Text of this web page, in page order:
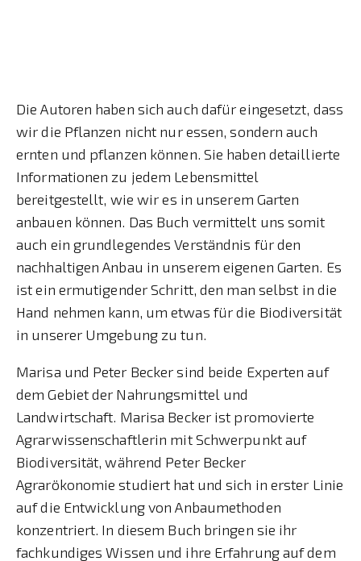
Die Autoren haben sich auch dafür eingesetzt, dass
wir die Pflanzen nicht nur essen, sondern auch
ernten und pflanzen können. Sie haben detaillierte
Informationen zu jedem Lebensmittel
bereitgestellt, wie wir es in unserem Garten
anbauen können. Das Buch vermittelt uns somit
auch ein grundlegendes Verständnis für den
nachhaltigen Anbau in unserem eigenen Garten. Es
ist ein ermutigender Schritt, den man selbst in die
Hand nehmen kann, um etwas für die Biodiversität
in unserer Umgebung zu tun.
Marisa und Peter Becker sind beide Experten auf
dem Gebiet der Nahrungsmittel und
Landwirtschaft. Marisa Becker ist promovierte
Agrarwissenschaftlerin mit Schwerpunkt auf
Biodiversität, während Peter Becker
Agrarökonomie studiert hat und sich in erster Linie
auf die Entwicklung von Anbaumethoden
konzentriert. In diesem Buch bringen sie ihr
fachkundiges Wissen und ihre Erfahrung auf dem